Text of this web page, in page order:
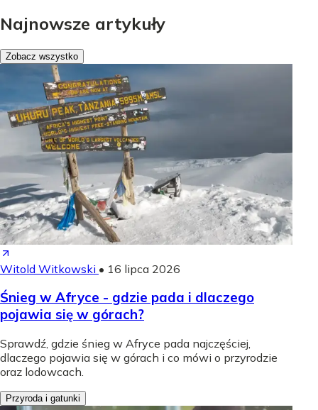
Najnowsze artykuły
Zobacz wszystko
Witold Witkowski • 16 lipca 2026
Śnieg w Afryce - gdzie pada i dlaczego
pojawia się w górach?
Sprawdź, gdzie śnieg w Afryce pada najczęściej,
dlaczego pojawia się w górach i co mówi o przyrodzie
oraz lodowcach.
Przyroda i gatunki